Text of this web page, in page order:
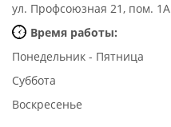
ул. Профсоюзная 21, пом. 1А
Время работы:
Понедельник - Пятница
Суббота
Воскресенье